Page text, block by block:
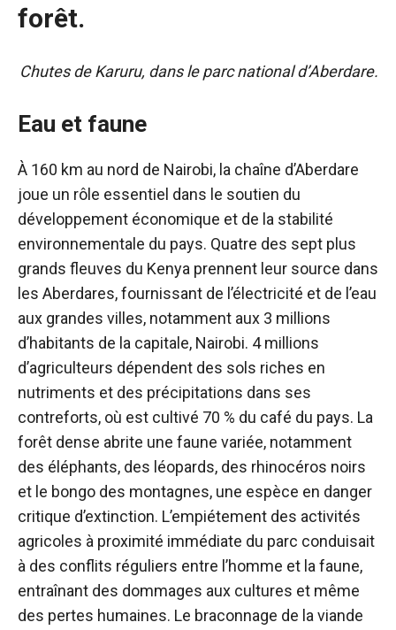
forêt.
Chutes de Karuru, dans le parc national d’Aberdare.
Eau et faune
À 160 km au nord de Nairobi, la chaîne d’Aberdare
joue un rôle essentiel dans le soutien du
développement économique et de la stabilité
environnementale du pays. Quatre des sept plus
grands fleuves du Kenya prennent leur source dans
les Aberdares, fournissant de l’électricité et de l’eau
aux grandes villes, notamment aux 3 millions
d’habitants de la capitale, Nairobi. 4 millions
d’agriculteurs dépendent des sols riches en
nutriments et des précipitations dans ses
contreforts, où est cultivé 70 % du café du pays. La
forêt dense abrite une faune variée, notamment
des éléphants, des léopards, des rhinocéros noirs
et le bongo des montagnes, une espèce en danger
critique d’extinction. L’empiétement des activités
agricoles à proximité immédiate du parc conduisait
à des conflits réguliers entre l’homme et la faune,
entraînant des dommages aux cultures et même
des pertes humaines. Le braconnage de la viande